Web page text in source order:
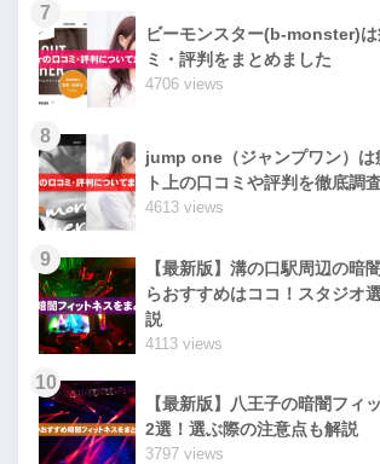
7
ビーモンスター(b-monster)は
ミ・評判をまとめました
4706 views
8
jump one（ジャンプワン）は
ト上の口コミや評判を徹底調
4613 views
9
【最新版】溝の口駅周辺の暗
らおすすめはココ！スタジオ
説
4113 views
10
【最新版】八王子の暗闇フィ
2選！選ぶ際の注意点も解説
3797 views